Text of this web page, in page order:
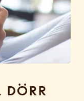
dörr